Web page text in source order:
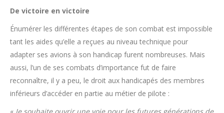
De victoire en victoire
Énumérer les différentes étapes de son combat est impossible
tant les aides qu’elle a reçues au niveau technique pour
adapter ses avions à son handicap furent nombreuses. Mais
aussi, l’un de ses combats d’importance fut de faire
reconnaître, il y a peu, le droit aux handicapés des membres
inférieurs d’accéder en partie au métier de pilote :
« Je souhaite ouvrir une voie pour les futures générations de